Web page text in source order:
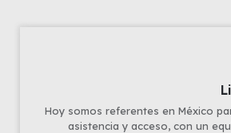
Hoy somos referentes en México
asistencia y acceso, con un